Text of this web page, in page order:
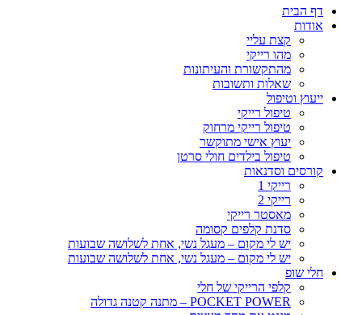
דף הבית
אודות
קצת עליי
מהו רייקי
מהתקשורת והעיתונות
שאלות ותשובות
ייעוץ וטיפול
טיפול רייקי
טיפול רייקי מרחוק
יעוץ אישי מתוקשר
טיפול בילדים חולי סרטן
קורסים וסדנאות
רייקי 1
רייקי 2
מאסטר רייקי
סדנת קלפים קסומה
יש לי מקום – מעגל נשי, אחת לשלושה שבועות
יש לי מקום – מעגל נשי, אחת לשלושה שבועות
חלי שופ
קלפי הרייקי של חלי
POCKET POWER – מתנה קטנה גדולה